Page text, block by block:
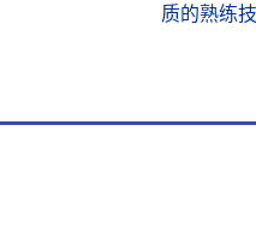
质的熟练